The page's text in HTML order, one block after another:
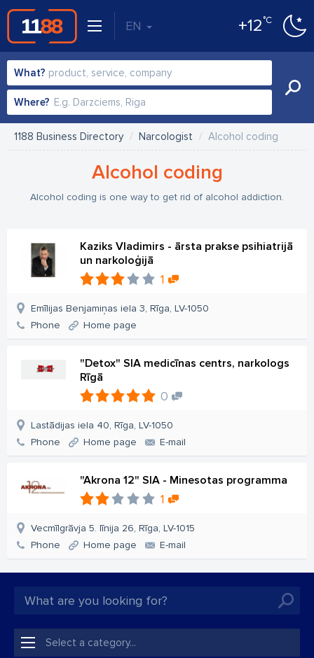
EN +12°C
What?
Where?
1188 Business Directory Narcologist Alcohol coding
Alcohol coding
Alcohol coding is one way to get rid of alcohol addiction.
Kaziks Vladimirs - ārsta prakse psihiatrijā
un narkoloģijā
1
Emīlijas Benjamiņas iela 3, Rīga, LV-1050
Phone
Home page
"Detox" SIA medicīnas centrs, narkologs
Rīgā
0
Lastādijas iela 40, Rīga, LV-1050
Phone
Home page E-mail
"Akrona 12" SIA - Minesotas programma
1
Vecmīlgrāvja 5. līnija 26, Rīga, LV-1015
Phone
Home page E-mail